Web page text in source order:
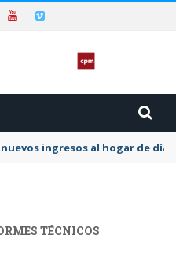
la CPM la dilación y el letargo
TÉCNICOS